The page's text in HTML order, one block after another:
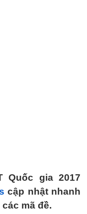
Quốc gia 2017
cập nhật nhanh
mã đề.